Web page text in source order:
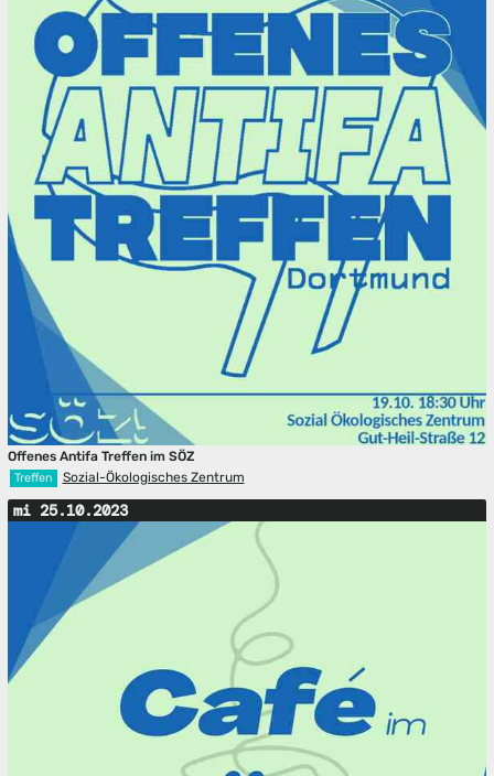
Offenes Antifa Treffen im SÖZ
Treffen Sozial-Ökologisches Zentrum
mi 25.10.2023